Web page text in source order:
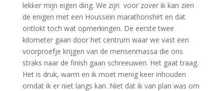
lekker mijn eigen ding. We zijn voor zover ik kan zien
de enigen met een Houssein marathonshirt en dat
ontlokt toch wat opmerkingen. De eerste twee
kilometer gaan door het centrum waar we vast een
voorproefje krijgen van de mensenmassa die ons
straks naar de finish gaan schreeuwen. Het gaat traag.
Het is druk, warm en ik moet menig keer inhouden
omdat ik er niet langs kan. Niet dat ik van plan was om